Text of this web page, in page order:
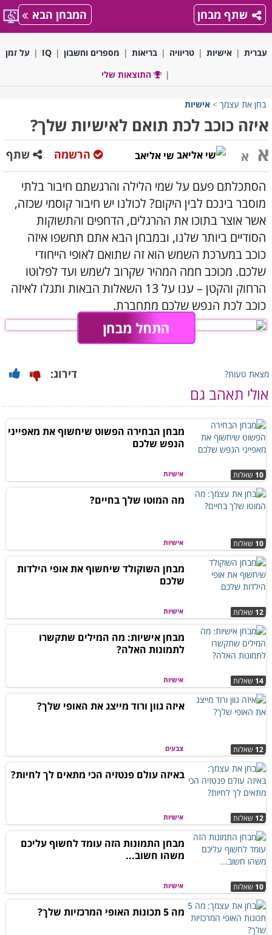
שתף מבחן המבחן הבא
עברית אישיות טריוויה בריאות מספרים וחשבון IQ
על זמן
התוצאות שלי
בחן את עצמך > אישיות
איזה כוכב לכת תואם לאישיות שלך?
א א שי אליאב שתף הרשמה
הסתכלתם פעם על שמי הלילה והרגשתם חיבור בלתי
מוסבר בינכם לבין היקום? לכולנו יש חיבור קוסמי שכזה,
אשר אוצר בתוכו את ההרגלים, הדחפים והתשוקות
הסודיים ביותר שלנו, ובמבחן הבא אתם תחשפו איזה
כוכב במערכת השמש הוא זה שתואם לאופי הייחודי
שלכם. מכוכב חמה המהיר שקרוב לשמש ועד לפלוטו
הרחוק והקטן – ענו על 13 השאלות הבאות ותגלו לאיזה
כוכב לכת הנפש שלכם מתחברת.
התחל מבחן
מצאת טעות? דירוג:
אולי תאהב גם
אישיות 10 שאלות
מבחן הבחירה הפשוט שיחשוף את מאפייני
הנפש שלכם
אישיות 10 שאלות
מה המוטו שלך בחיים?
אישיות 12 שאלות
מבחן השוקולד שיחשוף את אופי הילדות
שלכם
אישיות 14 שאלות
מבחן אישיות: מה המילים שתקשרו
לתמונות האלה?
צבעים 12 שאלות
איזה גוון ורוד מייצג את האופי שלך?
אישיות 12 שאלות
באיזה עולם פנטזיה הכי מתאים לך לחיות?
אישיות 10 שאלות
מבחן התמונות הזה עומד לחשוף עליכם
משהו חשוב...
מה 5 תכונות האופי המרכזיות שלך?